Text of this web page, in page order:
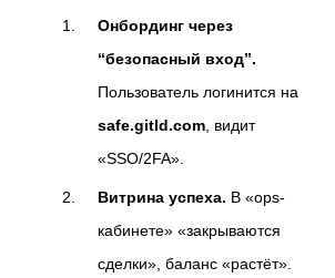
Онбординг через
“безопасный вход”.
Пользователь логинится на
safe.gitld.com , видит
«SSO/2FA».
Витрина успеха. В «ops-
кабинете» «закрываются
сделки», баланс «растёт».